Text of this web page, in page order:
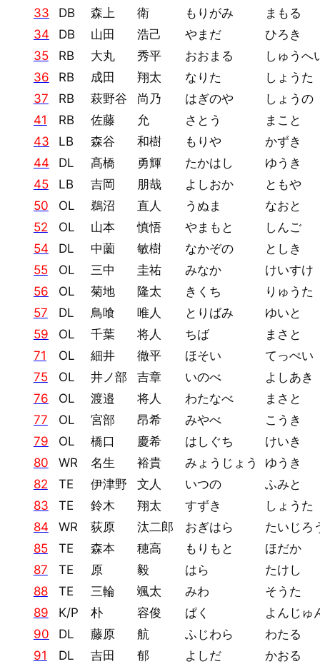
33
DB 森上 衛 もりがみ
まもる
34
DB 山田 浩己 やまだ
ひろき
35
RB 大丸 秀平 おおまる
しゅうへ
36
RB 成田 翔太 なりた
しょうた
37
RB 萩野谷 尚乃 はぎのや
しょうの
41
RB 佐藤 允 さとう
まこと
43
LB 森谷 和樹 もりや
かずき
44
DL 髙橋 勇輝 たかはし
ゆうき
45
LB 吉岡 朋哉 よしおか
ともや
50
OL 鵜沼 直人 うぬま
なおと
52
OL 山本 慎悟 やまもと
しんご
54
DL 中薗 敏樹 なかぞの
としき
55
OL 三中 圭祐 みなか
けいすけ
56
OL 菊地 隆太 きくち
りゅうた
57
DL 鳥喰 唯人 とりばみ
ゆいと
59
OL 千葉 将人 ちば
まさと
71
OL 細井 徹平 ほそい
てっぺい
75
OL 井ノ部 吉章 いのべ
よしあき
76
OL 渡邉 将人 わたなべ
まさと
77
OL 宮部 昂希 みやべ
こうき
79
OL 橋口 慶希 はしぐち
けいき
80
WR 名生 裕貴 みょうじょう
ゆうき
82
TE 伊津野 文人 いつの
ふみと
83
TE 鈴木 翔太 すずき
しょうた
84
WR 荻原 汰二郎 おぎはら
たいじろ
85
TE 森本 穂高 もりもと
ほだか
87
TE 原 毅 はら
たけし
88
TE 三輪 颯太 みわ
そうた
89
K/P 朴 容俊 ぱく
よんじゅ
90
DL 藤原 航 ふじわら
わたる
91
DL 吉田 郁 よしだ かおる